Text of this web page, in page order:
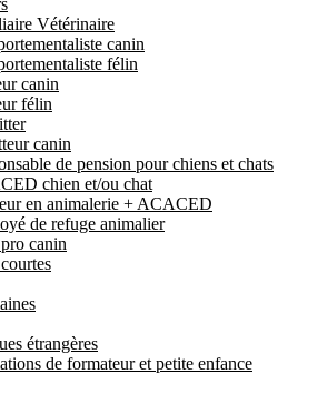
Vétérinaire
canin
félin
canin
félin
canin
de pension pour chiens et chats
chien et/ou chat
en animalerie + ACACED
de refuge animalier
canin
étrangères
de formateur et petite enfance